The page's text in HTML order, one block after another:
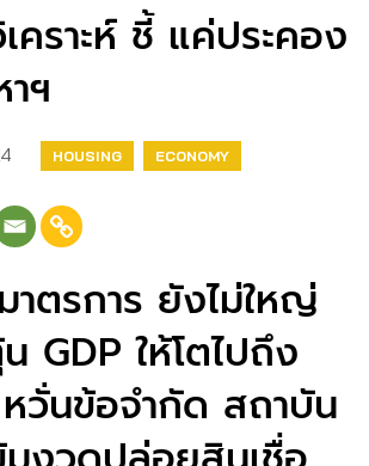
คราะห์ ชี้ แค่ประคอง
ฯ
HOUSING ECONOMY
าตรการ ยังไม่ใหญ่
GDP ให้โตไปถึง
วั่นข้อจำกัด สถาบัน